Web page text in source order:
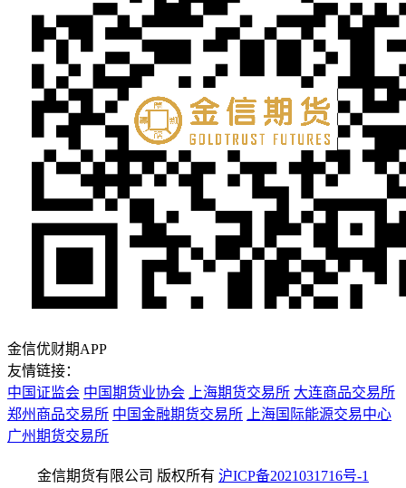
金信优财期APP
友情链接：
中国证监会 中国期货业协会 上海期货交易所 大连商品交易所
郑州商品交易所 中国金融期货交易所
上海国际能源交易中心
广州期货交易所
金信期货有限公司 版权所有 沪ICP备2021031716号-1